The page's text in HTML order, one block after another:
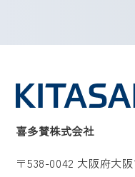
喜多賛株式会社
〒538-0042 大阪府大